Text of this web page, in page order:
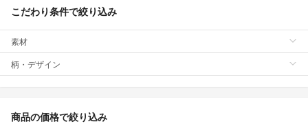
こだわり条件で絞り込み
素材
柄・デザイン
商品の価格で絞り込み